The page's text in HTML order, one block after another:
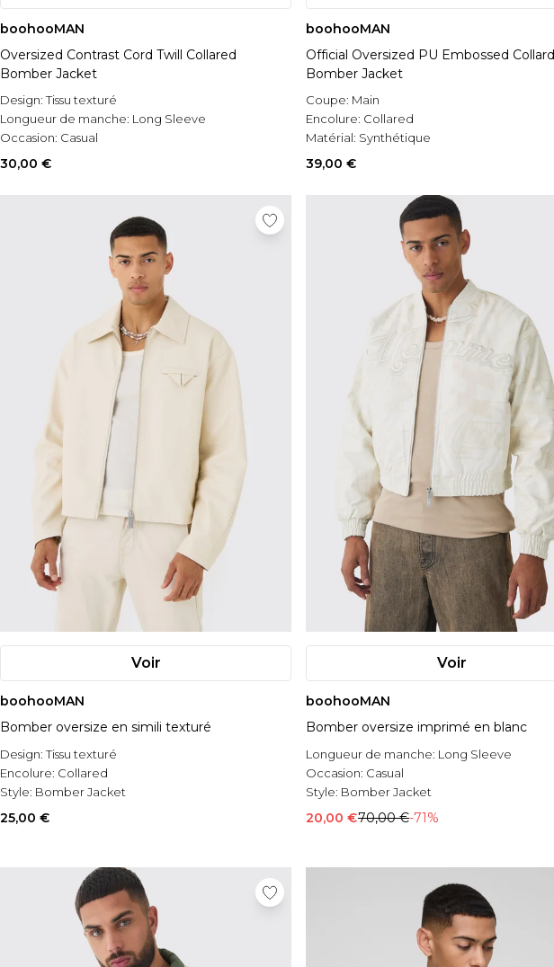
boohooMAN
Oversized Contrast Cord Twill Collared
Bomber Jacket
Design:Tissu texturé
Longueur de manche: Long Sleeve
Occasion: Casual
30,00 €
boohooMAN
Official Oversized PU Embossed Collard
Bomber Jacket
Coupe: Main
Encolure: Collared
Matérial: Synthétique
39,00 €
Voir
boohooMAN
Bomber oversize en simili texturé
Design:Tissu texturé
Encolure: Collared
Style: Bomber Jacket
25,00 €
Voir
boohooMAN
Bomber oversize imprimé en blanc
Longueur de manche: Long Sleeve
Occasion: Casual
Style: Bomber Jacket
20,00 €70,00 €-71%